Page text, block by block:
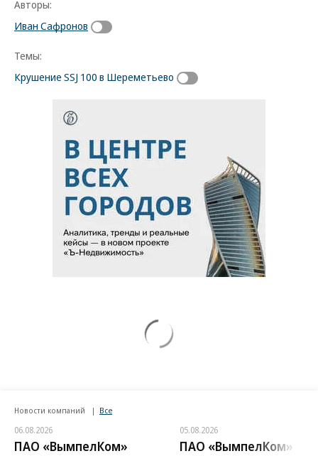
Авторы:
Иван Сафронов
Темы:
Крушение SSJ 100 в Шереметьево
Новости компаний Все
06.08.2026
ПАО «ВымпелКом»
05.08.2026
ПАО «ВымпелКом»